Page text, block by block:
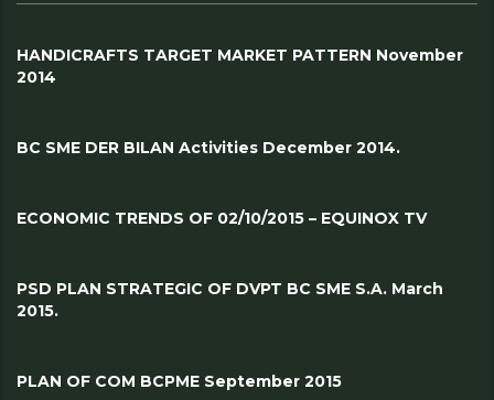
HANDICRAFTS TARGET MARKET PATTERN November
2014
BC SME DER BILAN Activities December 2014.
ECONOMIC TRENDS OF 02/10/2015 – EQUINOX TV
PSD PLAN STRATEGIC OF DVPT BC SME S.A. March
2015.
PLAN OF COM BCPME September 2015